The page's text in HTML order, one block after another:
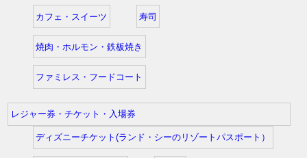
カフェ・スイーツ 寿司
焼肉・ホルモン・鉄板焼き
ファミレス・フードコート
レジャー券・チケット・入場券
ディズニーチケット(ランド・シーのリゾートパスポート）